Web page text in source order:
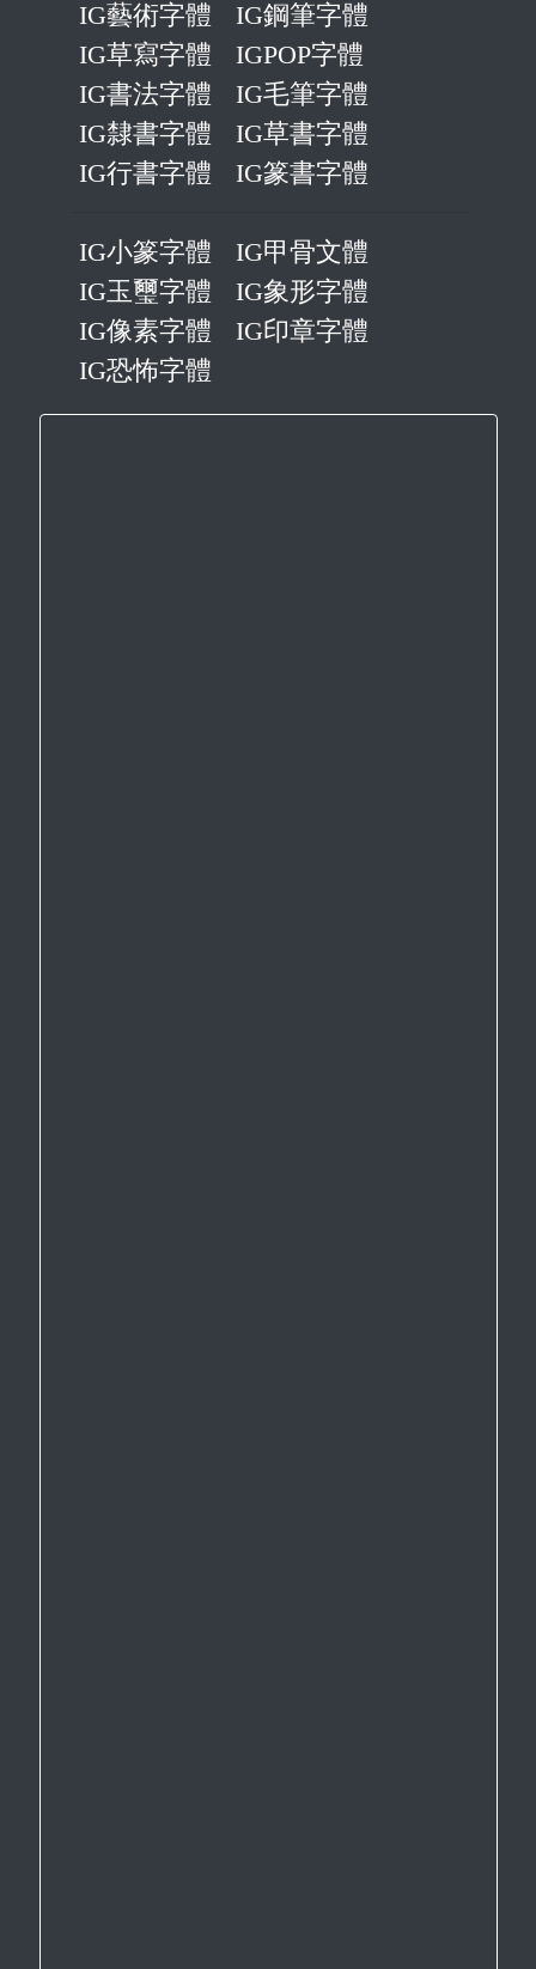
IG藝術字體
IG鋼筆字體
IG草寫字體
IGPOP字體
IG書法字體
IG毛筆字體
IG隸書字體
IG草書字體
IG行書字體
IG篆書字體
IG小篆字體
IG甲骨文體
IG玉璽字體
IG象形字體
IG像素字體
IG印章字體
IG恐怖字體